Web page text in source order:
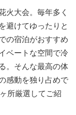
火大会。毎年多く
避けてゆったりと
の宿泊がおすすめ
ベートな空間で冷
。そんな最高の体
感動を独り占めで
所厳選してご紹